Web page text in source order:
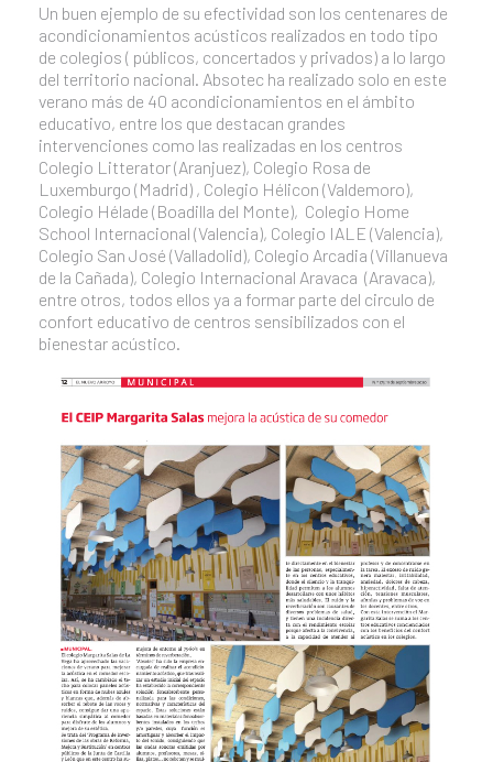
Un buen ejemplo de su efectividad son los centenares de
acondicionamientos acústicos realizados en todo tipo
de colegios ( públicos, concertados y privados) a lo largo
del territorio nacional. Absotec ha realizado solo en este
verano más de 40 acondicionamientos en el ámbito
educativo, entre los que destacan grandes
intervenciones como las realizadas en los centros
Colegio Litterator (Aranjuez), Colegio Rosa de
Luxemburgo (Madrid) , Colegio Hélicon (Valdemoro),
Colegio Hélade (Boadilla del Monte), Colegio Home
School Internacional (Valencia), Colegio IALE (Valencia),
Colegio San José (Valladolid), Colegio Arcadia (Villanueva
de la Cañada), Colegio Internacional Aravaca (Aravaca),
entre otros, todos ellos ya a formar parte del circulo de
confort educativo de centros sensibilizados con el
bienestar acústico.